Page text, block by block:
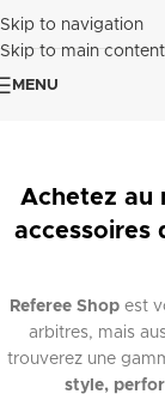
Skip to navigation
Skip to main content
MENU
Achetez au
accessoires
Referee Shopest
arbitres, mais
trouverez une
style,